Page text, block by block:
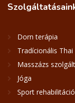
Dorn terápia
Tradícionális
Masszázs
Jóga
Sport